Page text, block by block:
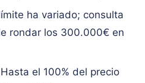
ha variado; consulta
rondar los 300.000€ en
Hasta el 100% del precio